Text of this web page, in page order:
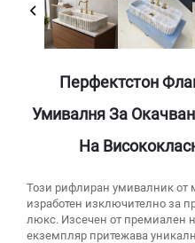
Перфектстон
Умивалня За
На
Този рифлиран умивалник от
изработен изключително за
люкс. Изсечен от премиален
екземпляр притежава